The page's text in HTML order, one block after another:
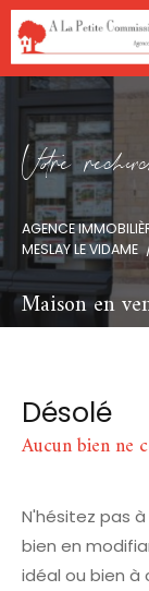
Vore rece
AGENCE
MESLAY LE VIDAME
Maison en
Désolé
Aucun bien ne
N'hésitez pas
bien en
idéal ou bien à